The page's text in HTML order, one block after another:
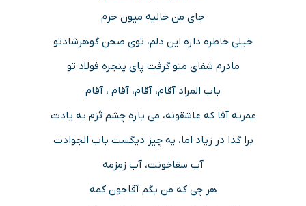
جای من خالیه میون حرم
خیلی خاطره داره این دلم، توی صحن گوهرشادتو
مادرم شفای منو گرفت پای پنجره فولاد تو
باب المراد آقام، آقام، آقام ، آقام
عمریه آقا که عاشقونه، می باره چشم تَرَم به یادت
برا گدا در زیاد اما، یه چیز دیگست باب الجوادت
آب سقاخونت، آب زمزمه
هر چی که من بگم آقاجون کمه